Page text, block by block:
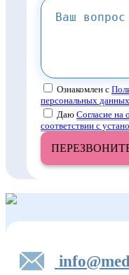
Ознакомлен с
персональных
Даю Согласие на
соответствии с